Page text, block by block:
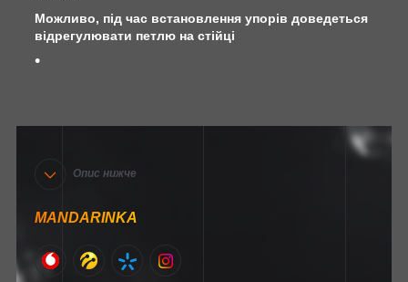
Можливо, під час встановлення упорів доведеться
відрегулювати петлю на стійці
Опис нижче
MANDARINKA